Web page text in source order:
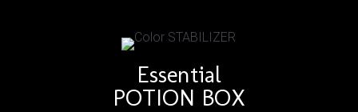
Essential
POTION BOX